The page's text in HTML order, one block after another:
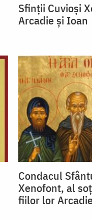
Sfinții Cuvioși
Arcadie și Ioan
Condacul
Xenofont, al
fiilor lor